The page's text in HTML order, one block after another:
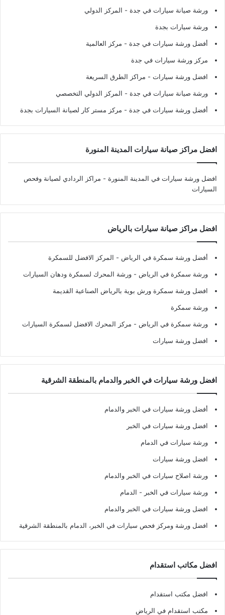
ورشة صيانة سيارات في جدة - المركز الدولي
ورشة سيارات بجدة
أفضل ورشة سيارات في جدة - مركز العالمية
مركز ورشة سيارات في جدة
افضل ورشة سيارات - مراكز الطرق السريعة
ورشة صيانة سيارات في جدة - المركز الدولي التخصصي
أفضل ورشة سيارات في جدة - مركز مستر كار لصيانة السيارات بجدة
افضل مراكز صيانة سيارات المدينة المنورة
افضل ورشة سيارات في المدينة المنورة - مراكز الردادي لصيانة وفحص
السيارات
افضل مراكز صيانة سيارات بالرياض
أفضل ورشة سمكرة في الرياض - المركز الافضل للسمكرة
ورشة سمكرة في الرياض - ورشة المحرك لسمكرة ودهان السيارات
افضل ورشة سمكرة ورش بوية بالرياض الصناعية القديمة
ورشة سمكرة
ورشة سمكرة في الرياض - مركز المحرك الافضل لسمكرة السيارات
افضل ورشة سيارات
افضل ورشة سيارات في الخبر والدمام بالمنطقة الشرقية
أفضل ورشة سيارات في الخبر والدمام
افضل ورشة سيارات في الخبر
ورشة سيارات في الدمام
افضل ورشة سيارات
ورشة اصلاح سيارات في الخبر والدمام
ورشة سيارات في الخبر - الدمام
افضل ورشة سيارات في الخبر والدمام
افضل ورشة ومركز فحص سيارات في الخبر، الدمام بالمنطقة الشرقية
افضل مكاتب استقدام
افضل مكتب استقدام
مكتب استقدام في الرياض